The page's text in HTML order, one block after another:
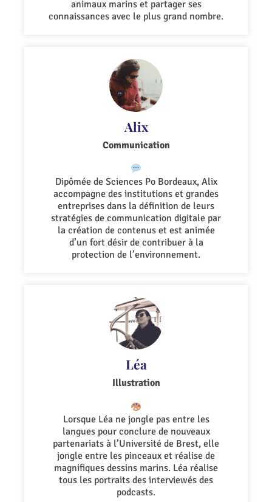
animaux marins et partager ses
connaissances avec le plus grand nombre.
Alix
Communication
Dipômée de Sciences Po Bordeaux, Alix
accompagne des institutions et grandes
entreprises dans la définition de leurs
stratégies de communication digitale par
la création de contenus et est animée
d’un fort désir de contribuer à la
protection de l’environnement.
Léa
Illustration
Lorsque Léa ne jongle pas entre les
langues pour conclure de nouveaux
partenariats à l’Université de Brest, elle
jongle entre les pinceaux et réalise de
magnifiques dessins marins. Léa réalise
tous les portraits des interviewés des
podcasts.